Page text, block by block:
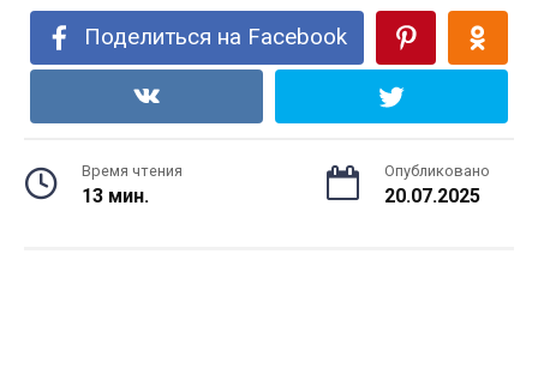
Поделиться на Facebook
Время чтения
13 мин.
Опубликовано
20.07.2025